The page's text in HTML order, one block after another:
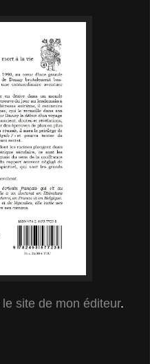
le site de mon éditeur.